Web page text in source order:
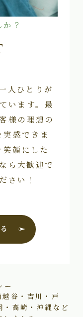
？
人ひとりが
います。最
様の理想の
感できま
顔にした
ら大歓迎で
さい！
ー
谷・吉川・戸
・高崎・沖縄など